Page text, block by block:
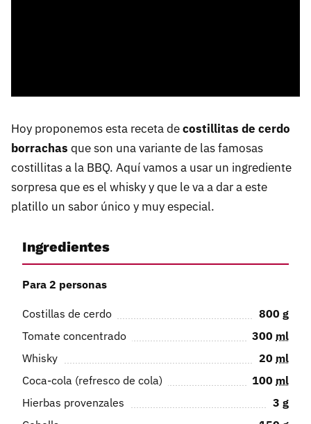
Hoy proponemos esta receta decostillitas de cerdo
borrachas que son una variante de las famosas
costillitas a la BBQ. Aquí vamos a usar un ingrediente
sorpresa que es el whisky y que le va a dar a este
platillo un sabor único y muy especial.
Ingredientes
Para 2 personas
Costillas de cerdo 800 g
Tomate concentrado
300 ml
Whisky
20 ml
Coca-cola (refresco de cola)
100 ml
Hierbas provenzales
3 g